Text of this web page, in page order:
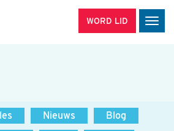
WORD LID
Nieuws
Blog